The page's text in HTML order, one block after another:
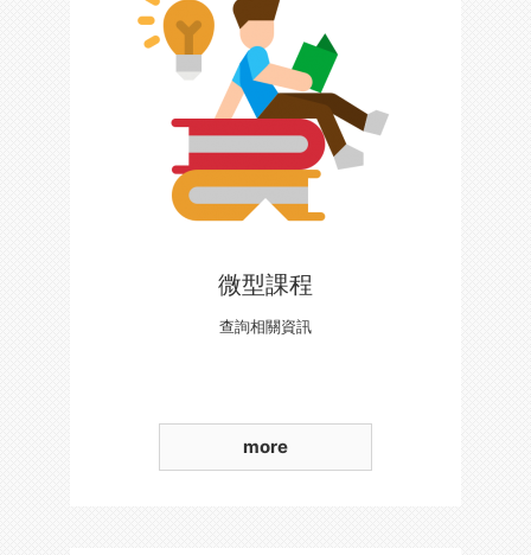
微型課程
查詢相關資訊
more